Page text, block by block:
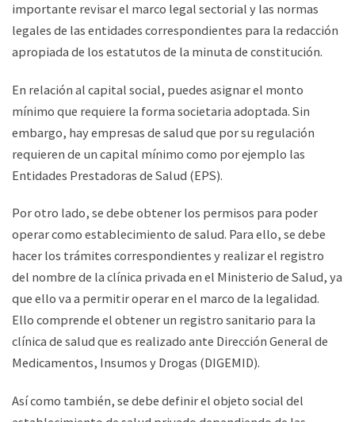
importante revisar el marco legal sectorial y las normas
legales de las entidades correspondientes para la redacción
apropiada de los estatutos de la minuta de constitución.
En relación al capital social, puedes asignar el monto
mínimo que requiere la forma societaria adoptada. Sin
embargo, hay empresas de salud que por su regulación
requieren de un capital mínimo como por ejemplo las
Entidades Prestadoras de Salud (EPS).
Por otro lado, se debe obtener los permisos para poder
operar como establecimiento de salud. Para ello, se debe
hacer los trámites correspondientes y realizar el registro
del nombre de la clínica privada en el Ministerio de Salud, ya
que ello va a permitir operar en el marco de la legalidad.
Ello comprende el obtener un registro sanitario para la
clínica de salud que es realizado ante Dirección General de
Medicamentos, Insumos y Drogas (DIGEMID).
Así como también, se debe definir el objeto social del